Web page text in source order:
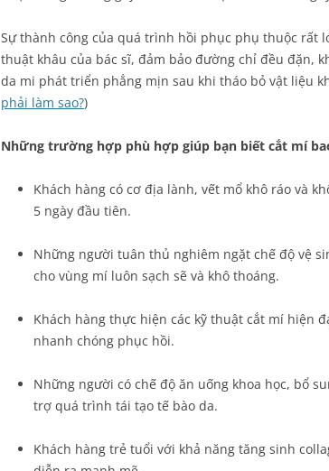
Sự thành công của quá trình hồi phục phụ thuộc rất
thuật khâu của bác sĩ, đảm bảo đường chỉ đều đặn,
da mi phát triển phẳng mịn sau khi tháo bỏ vật liệu
phải làm sao?)
Những trường hợp phù hợp giúp bạn biết cắt mí
Khách hàng có cơ địa lành, vết mổ khô ráo và
5 ngày đầu tiên.
Những người tuân thủ nghiêm ngặt chế độ vệ
cho vùng mí luôn sạch sẽ và khô thoáng.
Khách hàng thực hiện các kỹ thuật cắt mí hiện
nhanh chóng phục hồi.
Những người có chế độ ăn uống khoa học, bổ
trợ quá trình tái tạo tế bào da.
Khách hàng trẻ tuổi với khả năng tăng sinh